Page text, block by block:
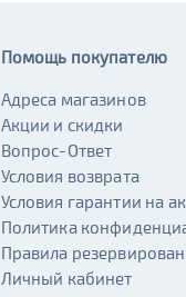
Помощь покупателю
Адреса магазинов
Акции и скидки
Вопрос-Ответ
Условия возврата
Условия гарантии на
Политика
Правила
Личный кабинет